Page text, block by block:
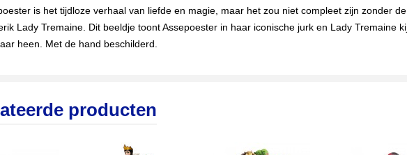
is het tijdloze verhaal van liefde en magie, maar het zou niet compleet zijn zonder de
Lady Tremaine. Dit beeldje toont Assepoester in haar iconische jurk en Lady Tremaine
heen. Met de hand beschilderd.
producten